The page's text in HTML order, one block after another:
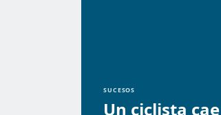
SUCESOS
Un ciclista